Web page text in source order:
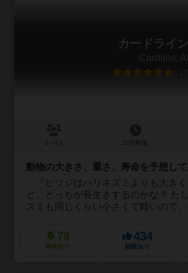
カードライ
Cardline:
動物の大きさ、重さ、寿命を予想し
『ヒツジはハリネズミよりも大き
ど、どっちが長生きするのかな？ た
ズミも同じくらい小さくて軽いので
79
興味あり
434
経験あり